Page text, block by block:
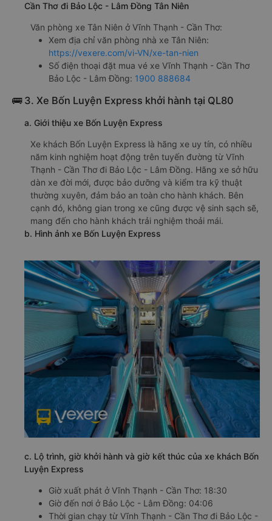
Cần Thơ đi Bảo Lộc - Lâm Đồng Tân Niên
Văn phòng xe Tân Niên ở Vĩnh Thạnh - Cần Thơ:
Xem địa chỉ văn phòng nhà xe Tân Niên:
https://vexere.com/vi-VN/xe-tan-nien
Số điện thoại đặt mua vé xe Vĩnh Thạnh - Cần Thơ
Bảo Lộc - Lâm Đồng: 1900 888684
🚌 3. Xe Bốn Luyện Express khởi hành tại QL80
a. Giới thiệu xe Bốn Luyện Express
Xe khách Bốn Luyện Express là hãng xe uy tín, có nhiều
năm kinh nghiệm hoạt động trên tuyến đường từ Vĩnh
Thạnh - Cần Thơ đi Bảo Lộc - Lâm Đồng. Hãng xe sở hữu
dàn xe đời mới, được bảo dưỡng và kiểm tra kỹ thuật
thường xuyên, đảm bảo an toàn cho hành khách. Bên
cạnh đó, không gian trong xe cũng được vệ sinh sạch sẽ,
mang đến cho hành khách trải nghiệm thoải mái.
b. Hình ảnh xe Bốn Luyện Express
c. Lộ trình, giờ khởi hành và giờ kết thúc của xe khách Bốn
Luyện Express
Giờ xuất phát ở Vĩnh Thạnh - Cần Thơ: 18:30
Giờ đến nơi ở Bảo Lộc - Lâm Đồng: 04:06
Thời gian chạy từ Vĩnh Thạnh - Cần Thơ đi Bảo Lộc -